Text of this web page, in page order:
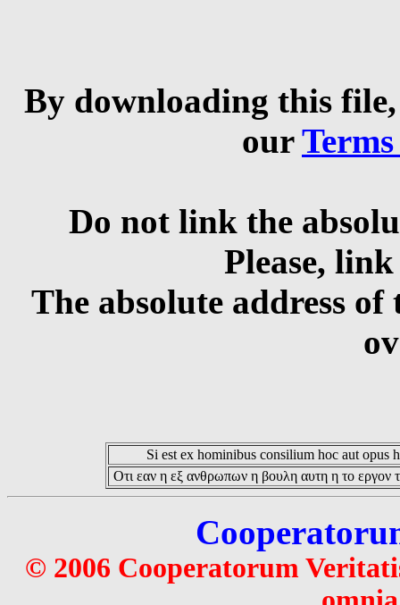
By downloading this
our
Do not link the
Please,
The absolute address
Si est ex hominibus consilium hoc aut opus
Οτι εαν η εξ ανθρωπων η βουλη αυτη η το εργον
© 2006 Cooperatorum